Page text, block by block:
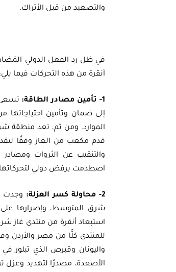
والتصعيد من قبل الأتراك.
في ظل رد الفعل الدولي
أنقرة من هذه التحركات فيما يلي:
1- تأمين مصادر الطاقة:
تسعى
إلى ضمان وتأمين احتياجاتها
قدم مكعب من الغاز وفقًا
والتنقيب عن الثروات
اصطدمت برفض دولي لتحركاتها
2- محاولة كسر العزلة:
وجدت
شرق المتوسط، وإصرارها على
للمنتدى كلًّا من مصر والأردن
الأصعدة، مصدرًا لتهديد وعزل